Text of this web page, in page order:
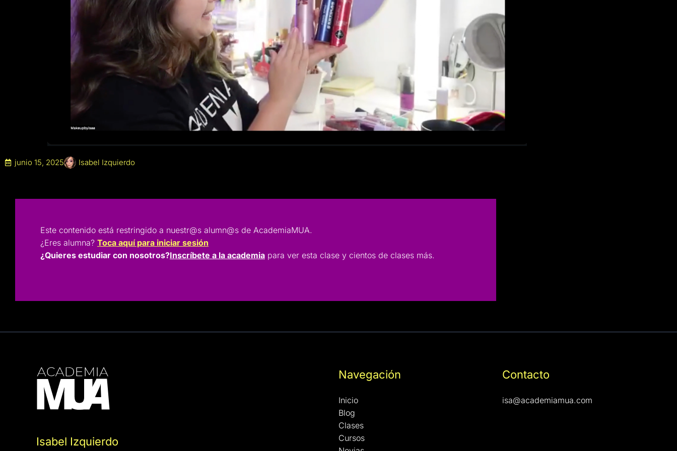
junio 15, 2025 Isabel Izquierdo
Este contenido está restringido a nuestr@s alumn@s de AcademiaMUA.
¿Eres alumna? Toca aquí para iniciar sesión
¿Quieres estudiar con nosotros?Inscríbete a la academia para ver esta clase y cientos de clases más.
Isabel Izquierdo
Navegación
Inicio
Blog
Clases
Cursos
Contacto
isa@academiamua.com